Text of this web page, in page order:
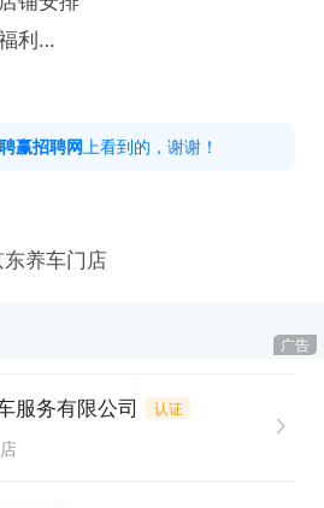
利
招聘网上看到的，谢谢！
赢招聘网 上看到的，谢谢！
养车门店
广告
服务有限公司 认证